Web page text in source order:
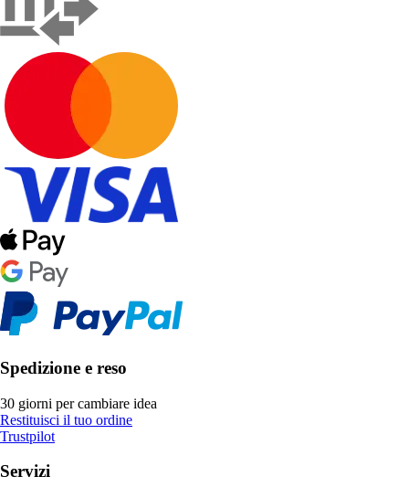
Spedizione e reso
30 giorni per cambiare idea
Restituisci il tuo ordine
Trustpilot
Servizi